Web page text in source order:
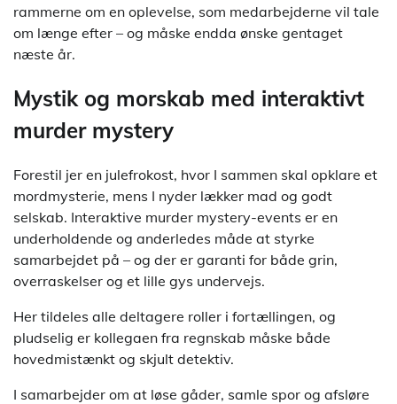
rammerne om en oplevelse, som medarbejderne vil tale
om længe efter – og måske endda ønske gentaget
næste år.
Mystik og morskab med interaktivt
murder mystery
Forestil jer en julefrokost, hvor I sammen skal opklare et
mordmysterie, mens I nyder lækker mad og godt
selskab. Interaktive murder mystery-events er en
underholdende og anderledes måde at styrke
samarbejdet på – og der er garanti for både grin,
overraskelser og et lille gys undervejs.
Her tildeles alle deltagere roller i fortællingen, og
pludselig er kollegaen fra regnskab måske både
hovedmistænkt og skjult detektiv.
I samarbejder om at løse gåder, samle spor og afsløre